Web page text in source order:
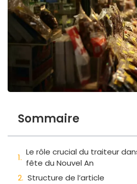
Sommaire
Le rôle crucial du traiteur
fête du Nouvel An
Structure de l’article